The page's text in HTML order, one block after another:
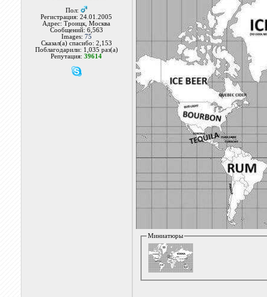
Пол:
Регистрация: 24.01.2005
Адрес: Троицк, Москва
Сообщений: 6,563
Images: 75
Сказал(а) спасибо: 2,153
Поблагодарили: 1,035 раз(а)
Репутация:39614
Миниатюры